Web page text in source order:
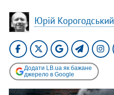
Юрій Корогодський
Додати LB.ua як бажане
джерело в Google